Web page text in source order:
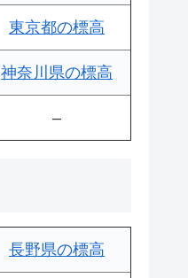
東京都の標高
神奈川県の標高
–
長野県の標高